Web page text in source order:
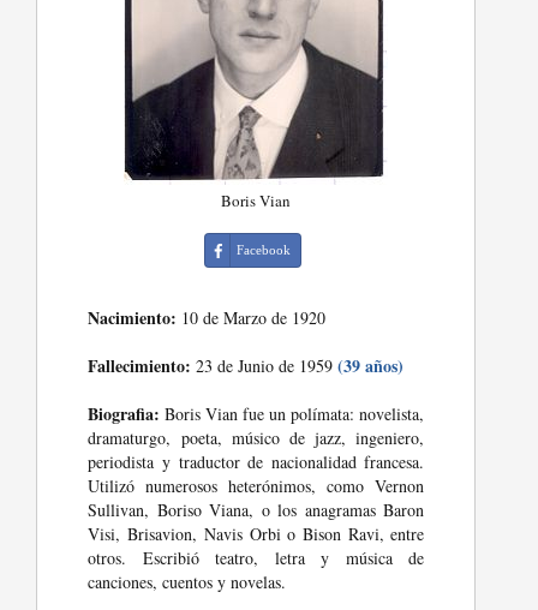
Boris Vian
Facebook
Nacimiento: 10 de Marzo de 1920
Fallecimiento: 23 de Junio de 1959(39 años)
Biografia: Boris Vian fue un polímata: novelista,
dramaturgo, poeta, músico de jazz, ingeniero,
periodista y traductor de nacionalidad francesa.
Utilizó numerosos heterónimos, como Vernon
Sullivan, Boriso Viana, o los anagramas Baron
Visi, Brisavion, Navis Orbi o Bison Ravi, entre
otros. Escribió teatro, letra y música de
canciones, cuentos y novelas.